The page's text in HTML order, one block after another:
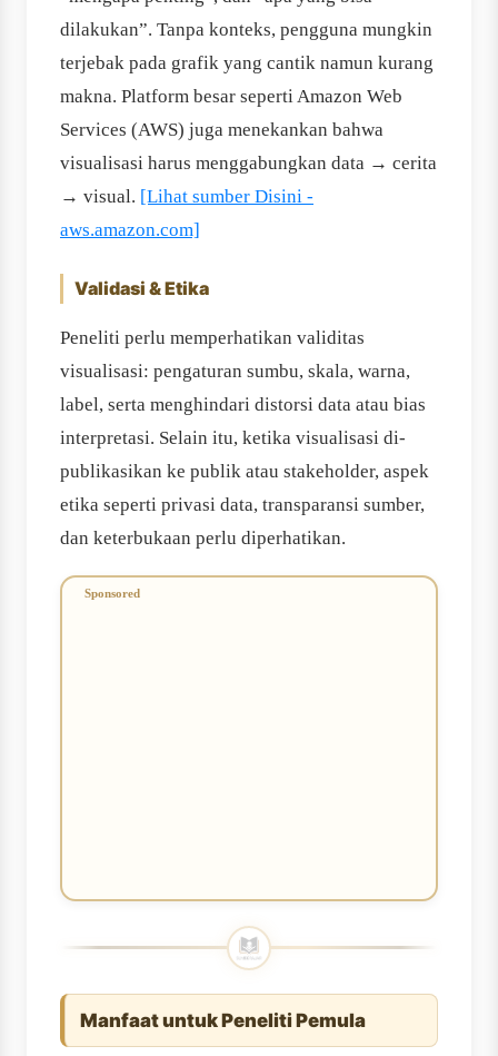
dilakukan”. Tanpa konteks, pengguna mungkin
terjebak pada grafik yang cantik namun kurang
makna. Platform besar seperti Amazon Web
Services (AWS) juga menekankan bahwa
visualisasi harus menggabungkan data → cerita
→ visual. [Lihat sumber Disini -
aws.amazon.com]
Validasi & Etika
Peneliti perlu memperhatikan validitas
visualisasi: pengaturan sumbu, skala, warna,
label, serta menghindari distorsi data atau bias
interpretasi. Selain itu, ketika visualisasi di-
publikasikan ke publik atau stakeholder, aspek
etika seperti privasi data, transparansi sumber,
dan keterbukaan perlu diperhatikan.
Manfaat untuk Peneliti Pemula